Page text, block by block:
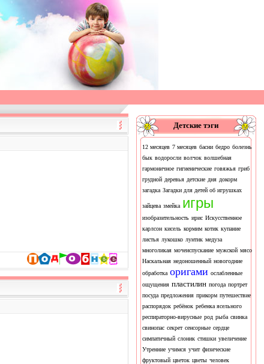
Детские тэги
12 месяцев 7 месяцев басни бедро болезнь
бык водоросли волчок волшебная
гармоничное гигиенические говяжья гриб
грудной деревья детские дня докорм
загадка Загадки для детей об игрушках
зайцева змейка игры
изобразительность ирис Искусственное
карлсон кисель кормим котик купание
листья лукошко лунтик медуза
многоликая мочеиспускание мужской мясо
Наскальная недоношенный новогодние
обработка оригами ослабленные
ощущения пластилин погода портрет
посуда предложения прикорм путешествие
распорядок ребёнок ребенка ясельного
респираторно-вирусные род рыба свинка
свинопас секрет сенсорные сердце
симпатичный слоник стишки увеличение
Утренние учимся учит физические
фруктовый цветок цветы человек